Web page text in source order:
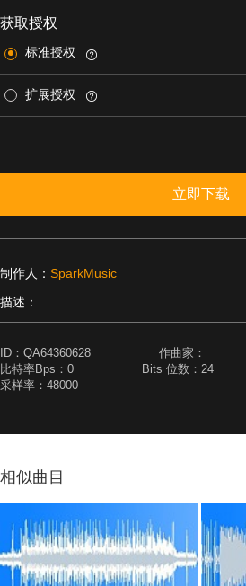
获取授权
标准授权
扩展授权
立即下载
制作人： SparkMusic
描述：
ID： QA64360628
作曲家：
比特率Bps： 0 Bits 位数： 24
采样率： 48000
相似曲目